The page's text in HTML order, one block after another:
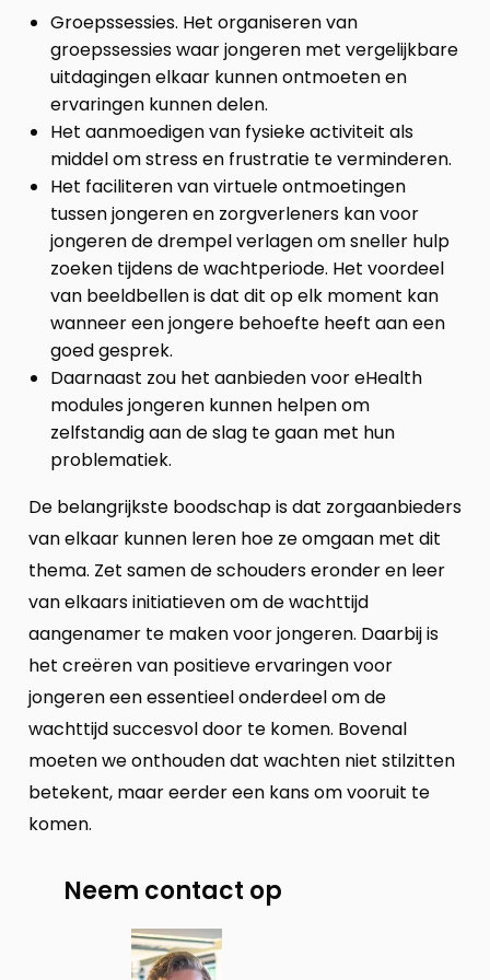
Groepssessies. Het organiseren van
groepssessies waar jongeren met vergelijkbare
uitdagingen elkaar kunnen ontmoeten en
ervaringen kunnen delen.
Het aanmoedigen van fysieke activiteit als
middel om stress en frustratie te verminderen.
Het faciliteren van virtuele ontmoetingen
tussen jongeren en zorgverleners kan voor
jongeren de drempel verlagen om sneller hulp
zoeken tijdens de wachtperiode. Het voordeel
van beeldbellen is dat dit op elk moment kan
wanneer een jongere behoefte heeft aan een
goed gesprek.
Daarnaast zou het aanbieden voor eHealth
modules jongeren kunnen helpen om
zelfstandig aan de slag te gaan met hun
problematiek.
De belangrijkste boodschap is dat zorgaanbieders
van elkaar kunnen leren hoe ze omgaan met dit
thema. Zet samen de schouders eronder en leer
van elkaars initiatieven om de wachttijd
aangenamer te maken voor jongeren. Daarbij is
het creëren van positieve ervaringen voor
jongeren een essentieel onderdeel om de
wachttijd succesvol door te komen. Bovenal
moeten we onthouden dat wachten niet stilzitten
betekent, maar eerder een kans om vooruit te
komen.
Neem contact op
contact